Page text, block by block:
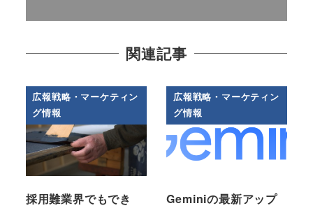
関連記事
広報戦略・マーケティン
グ情報
採用難業界でもでき
広報戦略・マーケティン
グ情報
Geminiの最新アップ